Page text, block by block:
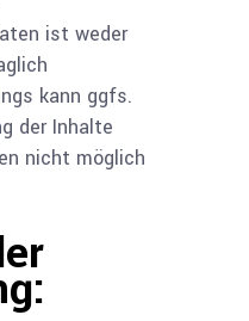
ist weder
kann ggfs.
der Inhalte
nicht möglich